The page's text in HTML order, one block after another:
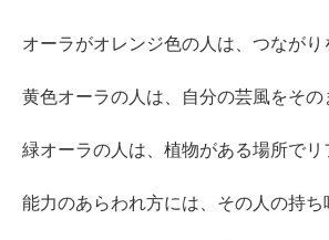
オーラがオレンジ色の人は、つながり
黄色オーラの人は、自分の芸風をその
緑オーラの人は、植物がある場所でリ
能力のあらわれ方には、その人の持ち